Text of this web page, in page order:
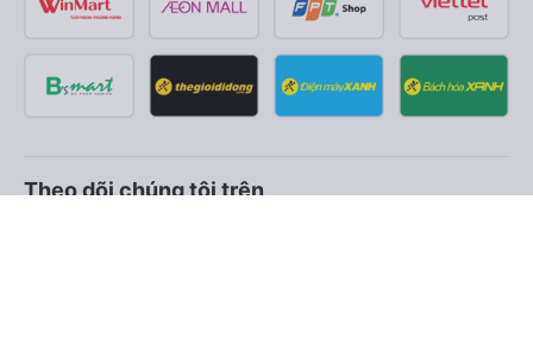
Theo dõi chúng tôi trên